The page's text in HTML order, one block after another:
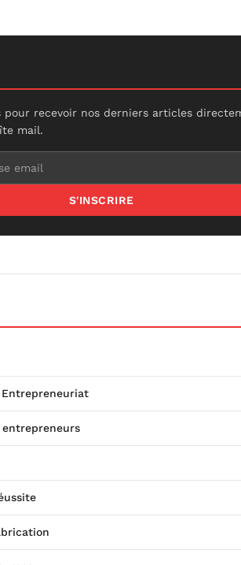
pour recevoir nos derniers articles
mail.
S'INSCRIRE